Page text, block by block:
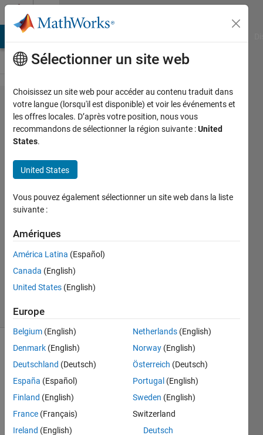
Passer au contenu
Problem
1141.
Volume
difference
between
Ellipsoid
and
Sphere
Youssef
Khmou
137
2 likes
Given
an
ellipsoid
principal
axis
Sélectionner un site web
Choisissez un site web pour accéder au contenu traduit dans
votre langue (lorsqu'il est disponible) et voir les événements et
les offres locales. D’après votre position, nous vous
recommandons de sélectionner la région suivante :United
States.
United States
Vous pouvez également sélectionner un site web dans la liste
suivante :
Amériques
América Latina (Español)
Canada (English)
United States (English)
Europe
Belgium (English)
Denmark (English)
Deutschland (Deutsch)
España (Español)
Finland (English)
France (Français)
Ireland (English)
Netherlands (English)
Norway (English)
Österreich (Deutsch)
Portugal (English)
Sweden (English)
Switzerland
Deutsch